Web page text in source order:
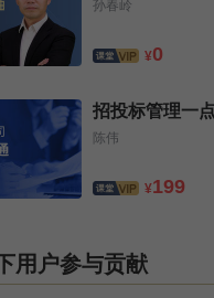
孙春岭
¥0
招投标管理一
陈伟
¥199
用户参与贡献